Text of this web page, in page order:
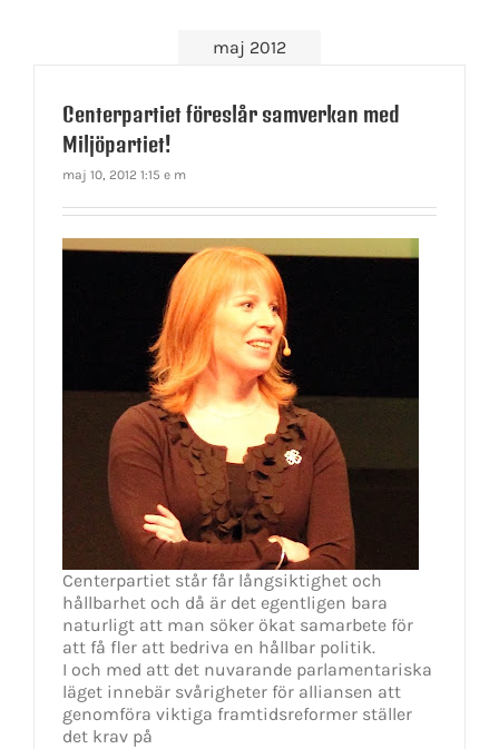
maj 2012
Centerpartiet föreslår samverkan med
Miljöpartiet!
maj 10, 2012 1:15 e m
Centerpartiet står får långsiktighet och
hållbarhet och då är det egentligen bara
naturligt att man söker ökat samarbete för
att få fler att bedriva en hållbar politik.
I och med att det nuvarande parlamentariska
läget innebär svårigheter för alliansen att
genomföra viktiga framtidsreformer ställer
det krav på